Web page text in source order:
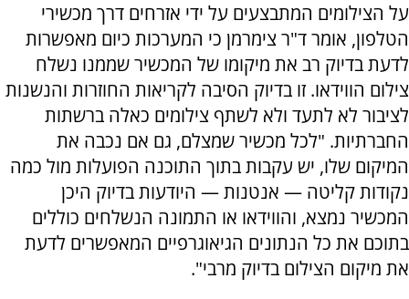
על הצילומים המתבצעים על ידי אזרחים דרך מכשירי
הטלפון, אומר ד"ר צימרמן כי המערכות כיום מאפשרות
לדעת בדיוק רב את מיקומו של המכשיר שממנו נשלח
צילום הווידאו. זו בדיוק הסיבה לקריאות החוזרות והנשנות
לציבור לא לתעד ולא לשתף צילומים כאלה ברשתות
החברתיות. "לכל מכשיר שמצלם, גם אם נכבה את
המיקום שלו, יש עקבות בתוך התוכנה הפועלות מול כמה
נקודות קליטה — אנטנות — היודעות בדיוק היכן
המכשיר נמצא, והווידאו או התמונה הנשלחים כוללים
בתוכם את כל הנתונים הגיאוגרפיים המאפשרים לדעת
את מיקום הצילום בדיוק מרבי".